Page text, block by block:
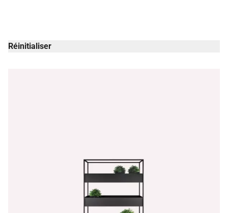
Réinitialiser